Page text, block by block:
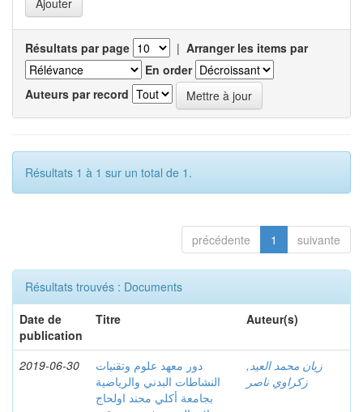
Résultats par page | Arranger les items par
En order
Auteurs par record
Résultats 1 à 1 sur un total de 1.
précédente 1 suivante
Résultats trouvés : Documents
Date de
publication
Titre Auteur(s)
2019-06-30
دور معهد علوم وتقنيات
النشاطات البدني والرياضية
بجامعة أكلي محند اولحاج
زيان محمد العيد,
زكراوي ناصر